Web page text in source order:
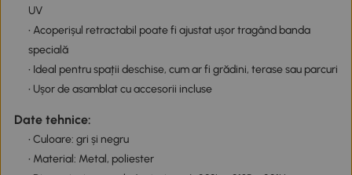
UV
• Acoperișul retractabil poate fi ajustat ușor tragând banda
specială
• Ideal pentru spații deschise, cum ar fi grădini, terase sau parcuri
• Ușor de asamblat cu accesorii incluse
Date tehnice:
• Culoare: gri și negru
• Material: Metal, poliester